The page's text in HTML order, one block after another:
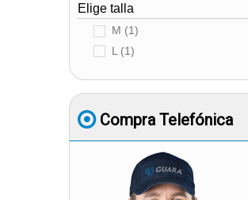
Elige talla
M (1)
(1)
Compra Telefónica